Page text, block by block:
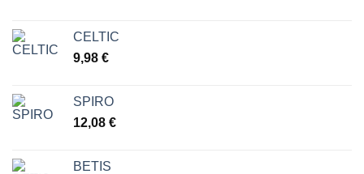
CELTIC
9,98 €
SPIRO
12,08 €
BETIS